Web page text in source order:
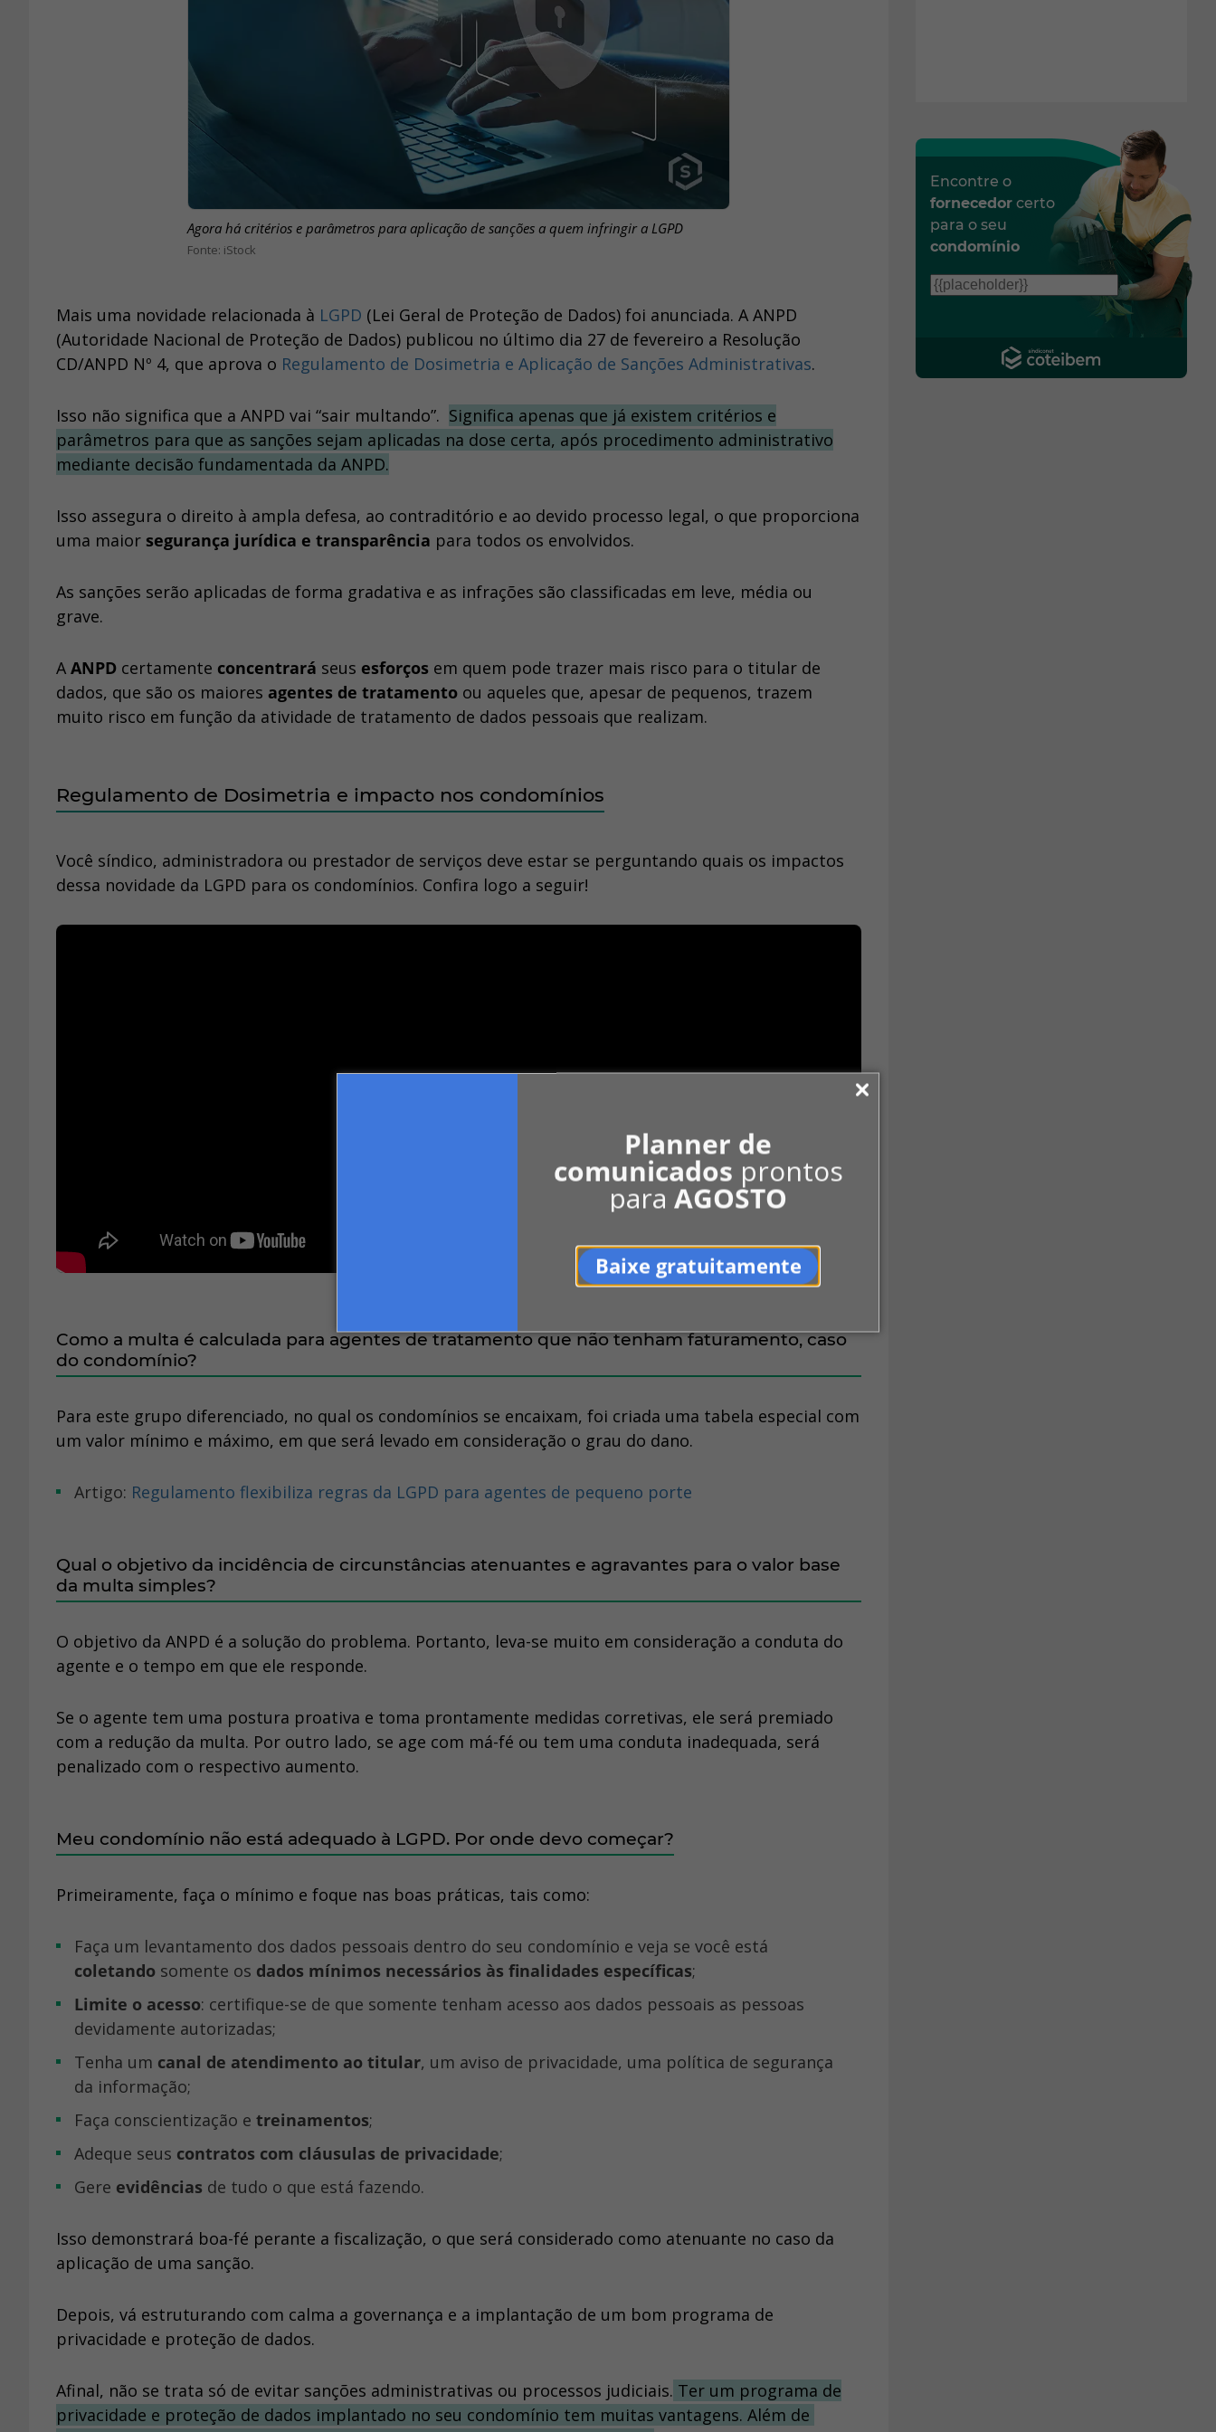
Planner de
comunicados prontos
paraAGOSTO
Baixe gratuitamente
Agora há critérios e parâmetros para aplicação de sanções a quem infringir a LGPD
iStock
Mais uma novidade relacionada à LGPD (Lei Geral de Proteção de Dados) foi anunciada. A ANPD
(Autoridade Nacional de Proteção de Dados) publicou no último dia 27 de fevereiro a Resolução
CD/ANPD Nº 4, que aprova o Regulamento de Dosimetria e Aplicação de Sanções Administrativas.
Isso não significa que a ANPD vai “sair multando”. Significa apenas que já existem critérios e
parâmetros para que as sanções sejam aplicadas na dose certa, após procedimento administrativo
mediante decisão fundamentada da ANPD.
Isso assegura o direito à ampla defesa, ao contraditório e ao devido processo legal, o que proporciona
uma maior segurança jurídica e transparência para todos os envolvidos.
As sanções serão aplicadas de forma gradativa e as infrações são classificadas em leve, média ou
grave.
A ANPD certamente concentrará seus esforços em quem pode trazer mais risco para o titular de
dados, que são os maiores agentes de tratamento ou aqueles que, apesar de pequenos, trazem
muito risco em função da atividade de tratamento de dados pessoais que realizam.
Regulamento de Dosimetria e impacto nos condomínios
Você síndico, administradora ou prestador de serviços deve estar se perguntando quais os impactos
dessa novidade da LGPD para os condomínios. Confira logo a seguir!
Como a multa é calculada para agentes de tratamento que não tenham faturamento, caso
do condomínio?
Para este grupo diferenciado, no qual os condomínios se encaixam, foi criada uma tabela especial com
um valor mínimo e máximo, em que será levado em consideração o grau do dano.
Artigo: Regulamento flexibiliza regras da LGPD para agentes de pequeno porte
Qual o objetivo da incidência de circunstâncias atenuantes e agravantes para o valor base
da multa simples?
O objetivo da ANPD é a solução do problema. Portanto, leva-se muito em consideração a conduta do
agente e o tempo em que ele responde.
Se o agente tem uma postura proativa e toma prontamente medidas corretivas, ele será premiado
com a redução da multa. Por outro lado, se age com má-fé ou tem uma conduta inadequada, será
penalizado com o respectivo aumento.
Meu condomínio não está adequado à LGPD. Por onde devo começar?
Primeiramente, faça o mínimo e foque nas boas práticas, tais como:
Faça um levantamento dos dados pessoais dentro do seu condomínio e veja se você está
coletando somente os dados mínimos necessários às finalidades específicas;
Limite o acesso: certifique-se de que somente tenham acesso aos dados pessoais as pessoas
devidamente autorizadas;
Tenha um canal de atendimento ao titular, um aviso de privacidade, uma política de segurança
da informação;
Faça conscientização e treinamentos;
Adeque seus contratos com cláusulas de privacidade;
Gere evidências de tudo o que está fazendo.
Isso demonstrará boa-fé perante a fiscalização, o que será considerado como atenuante no caso da
aplicação de uma sanção.
Depois, vá estruturando com calma a governança e a implantação de um bom programa de
privacidade e proteção de dados.
Afinal, não se trata só de evitar sanções administrativas ou processos judiciais. Ter um programa de
privacidade e proteção de dados implantado no seu condomínio tem muitas vantagens. Além de
Encontre o
fornecedor certo
para o seu
condomínio